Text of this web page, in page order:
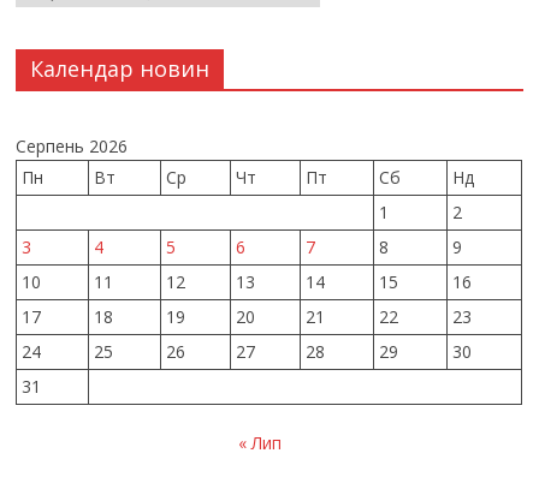
Календар новин
Серпень 2026
Пн
Вт Ср Чт Пт Сб
Нд
1
2
3
4 5 6 7 8
9
10
11 12 13 14 15
16
17
18 19 20 21 22
23
24
25 26 27 28 29
30
31
« Лип